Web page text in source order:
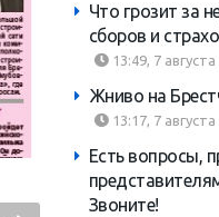
Что грозит за
сборов и
13:49, 7 августа
Жниво на
13:17, 7 августа
Есть вопросы,
Звоните!